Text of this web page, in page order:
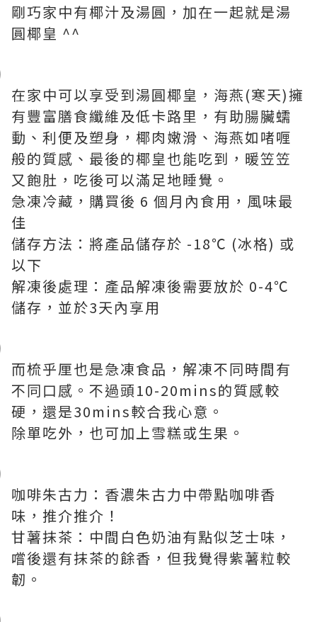
剛巧家中有椰汁及湯圓，加在一起就是湯
圓椰皇 ^^
在家中可以享受到湯圓椰皇，海燕(寒天)擁
有豐富膳食纖維及低卡路里，有助腸臟蠕
動、利便及塑身，椰肉嫩滑、海燕如啫喱
般的質感、最後的椰皇也能吃到，暖笠笠
又飽肚，吃後可以滿足地睡覺。
急凍冷藏，購買後 6 個月內食用，風味最
佳
儲存方法：將產品儲存於 -18℃ (冰格) 或
以下
解凍後處理：產品解凍後需要放於 0-4℃
儲存，並於3天內享用
而梳乎厘也是急凍食品，解凍不同時間有
不同口感。不過頭10-20mins的質感較
硬，還是30mins較合我心意。
除單吃外，也可加上雪糕或生果。
咖啡朱古力：香濃朱古力中帶點咖啡香
味，推介推介！
甘薯抹茶：中間白色奶油有點似芝士味，
嚐後還有抹茶的餘香，但我覺得紫薯粒較
韌。